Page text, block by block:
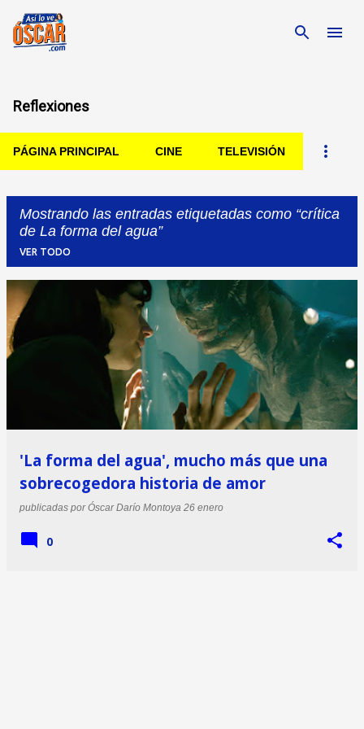
Reflexiones
PÁGINA PRINCIPAL CINE TELEVISIÓN
Mostrando las entradas etiquetadas como crítica
de La forma del agua
VER TODO
Entradas
'La forma del agua', mucho más que una
sobrecogedora historia de amor
publicadas porÓscar Darío Montoya 26 enero
0